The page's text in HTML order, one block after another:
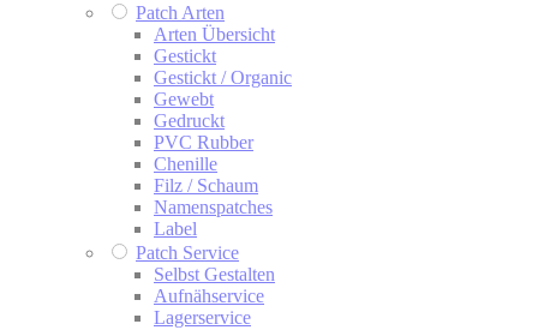
Patch Arten
Arten Übersicht
Gestickt
Gestickt / Organic
Gewebt
Gedruckt
PVC Rubber
Chenille
Filz / Schaum
Namenspatches
Label
Patch Service
Selbst Gestalten
Aufnähservice
Lagerservice